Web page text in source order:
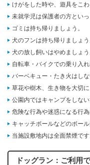
けがをした時や、遊具をこ
未就学児は保護者の方とい
ゴミは持ち帰りましょう。
犬のフンは持ち帰りましょう
犬の放し飼いはやめましょう
自転車・バイクでの乗り入
バーベキュー・たき火はしな
草花や樹木、生き物を大切に
公園内ではキャンプをしない
危険な行為や迷惑になる行為
キャッチボールなどのボー
当施設敷地内は全面禁煙で
ドッグラン：ご利用